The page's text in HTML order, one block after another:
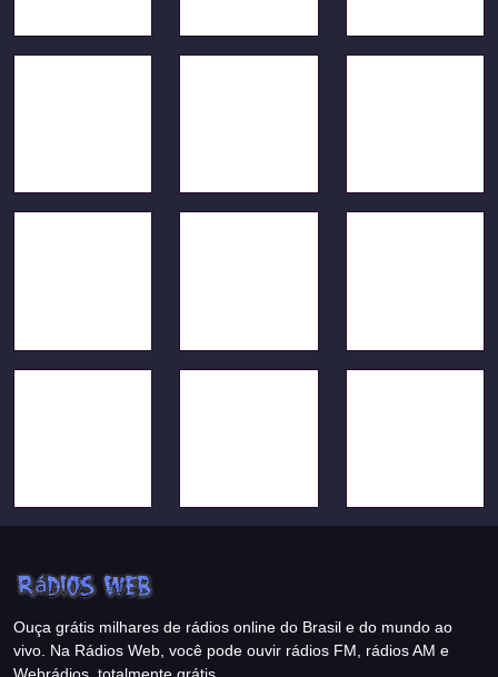
Ouça grátis milhares de rádios online do Brasil e do mundo ao
vivo. Na Rádios Web, você pode ouvir rádios FM, rádios AM e